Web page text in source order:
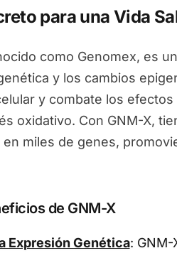
para una Vida
como Genomex, es
y los cambios
y combate los
oxidativo. Con GNM-X,
miles de genes,
de GNM-X
Expresión Genética: GNM-